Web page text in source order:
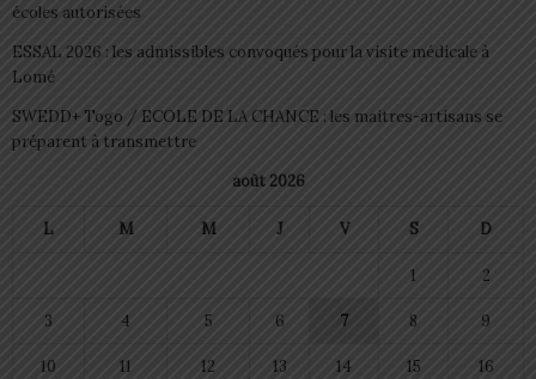
écoles autorisées
ESSAL 2026 : les admissibles convoqués pour la visite médicale à
Lomé
SWEDD+ Togo / ECOLE DE LA CHANCE : les maitres-artisans se
préparent à transmettre
août 2026
L M M J V S D
1 2
3 4 5 6 7 8 9
10 11 12 13 14 15 16